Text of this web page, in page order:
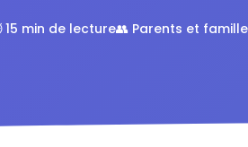
min de lecture👥 Parents et